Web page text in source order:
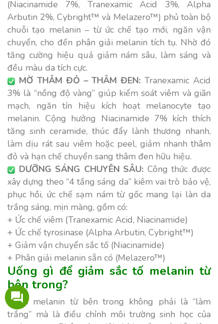
(Niacinamide 7%, Tranexamic Acid 3%, Alpha
Arbutin 2%, Cybright™ và Melazero™) phủ toàn bộ
chuỗi tạo melanin – từ ức chế tạo mới, ngăn vận
chuyển, cho đến phân giải melanin tích tụ. Nhờ đó
tăng cường hiệu quả giảm nám sâu, làm sáng và
đều màu da tích cực.
MỜ THÂM ĐỎ – THÂM ĐEN: Tranexamic Acid
3% là “nồng độ vàng” giúp kiểm soát viêm và giãn
mạch, ngăn tín hiệu kích hoạt melanocyte tạo
melanin. Cộng hưởng Niacinamide 7% kích thích
tăng sinh ceramide, thúc đẩy lành thương nhanh,
làm dịu rát sau viêm hoặc peel, giảm nhanh thâm
đỏ và hạn chế chuyển sang thâm đen hữu hiệu.
DƯỠNG SÁNG CHUYÊN SÂU: Công thức được
xây dựng theo “4 tầng sáng da” kiêm vai trò bảo vệ,
phục hồi, ức chế sạm nám từ gốc mang lại làn da
trắng sáng, mịn màng, gồm có:
+ Ức chế viêm (Tranexamic Acid, Niacinamide)
+ Ức chế tyrosinase (Alpha Arbutin, Cybright™)
+ Giảm vận chuyển sắc tố (Niacinamide)
+ Phân giải melanin sẵn có (Melazero™)
Uống gì để giảm sắc tố melanin từ
bên trong?
Giảm melanin từ bên trong không phải là “làm
trắng” mà là điều chỉnh môi trường sinh học của